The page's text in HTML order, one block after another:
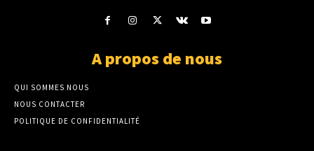
A propos de nous
QUI SOMMES NOUS
NOUS CONTACTER
POLITIQUE DE CONFIDENTIALITÉ